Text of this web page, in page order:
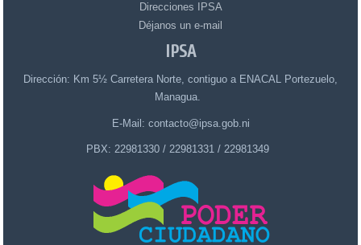
Direcciones IPSA
Déjanos un e-mail
IPSA
Dirección: Km 5½ Carretera Norte, contiguo a ENACAL Portezuelo,
Managua.
E-Mail: contacto@ipsa.gob.ni
PBX: 22981330 / 22981331 / 22981349